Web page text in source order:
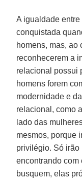
A igualdade
conquistada
homens, mas, ao
reconhecerem a
relacional possui
homens forem
modernidade e
relacional, como
lado das
mesmos, porque
privilégio. Só irão
encontrando com
busquem, elas